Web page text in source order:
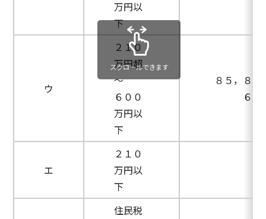
万円以
下
ウ
２１０
万円超
～
６００
万円以
下
８５，８
６
エ
２１０
万円以
下
住民税
スクロールできます